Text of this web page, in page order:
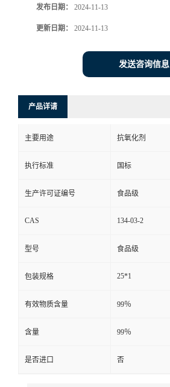
发布日期： 2024-11-13
更新日期： 2024-11-13
发送咨询信息
产品详请
主要用途 抗氧化剂
执行标准 国标
生产许可证编号 食品级
CAS 134-03-2
型号 食品级
包装规格 25*1
有效物质含量 99％
含量 99％
是否进口 否